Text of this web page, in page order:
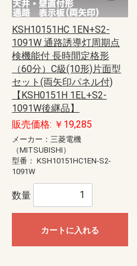
KSH10151HC 1EN+S2-
1091W 通路誘導灯周期点
検機能付 長時間定格形
（60分）C級(10形)片面型
セット(両矢印パネル付)
【KSH0151H 1EL+S2-
1091W後継品】
販売価格: ￥19,285
メーカー：三菱電機
（MITSUBISHI）
型番： KSH10151HC1EN-S2-
1091W
数量
カートに入れる